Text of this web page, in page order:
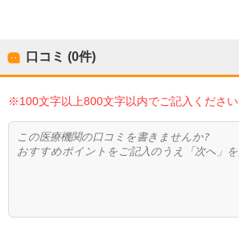
口コミ (0件)
※100文字以上800文字以内でご記入ください